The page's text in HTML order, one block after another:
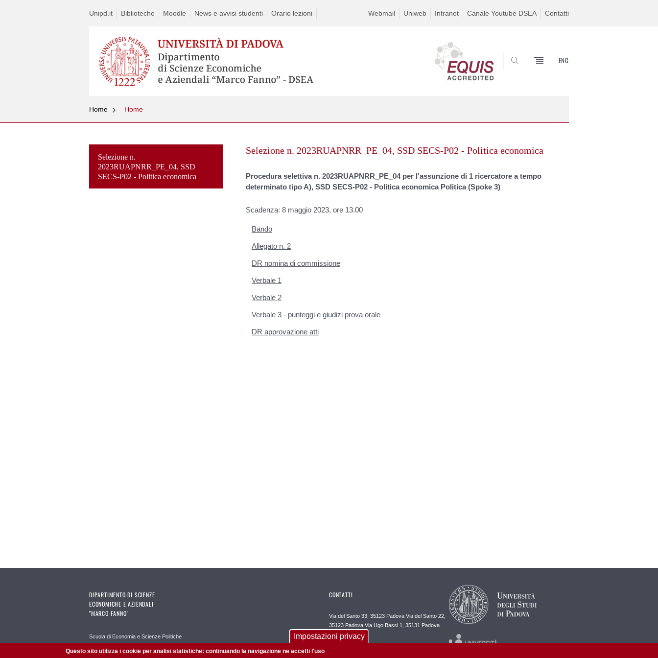
Unipd.it Biblioteche Moodle News e avvisi studenti Orario lezioni Webmail Uniweb Intranet Canale Youtube DSEA Contatti
ENG
Home Home
Selezione n.
2023RUAPNRR_PE_04, SSD
SECS-P02 - Politica economica
to
Selezione n. 2023RUAPNRR_PE_04, SSD SECS-P02 - Politica economica
Procedura selettiva n. 2023RUAPNRR_PE_04 per l'assunzione di 1 ricercatore a tempo
determinato tipo A), SSD SECS-P02 - Politica economica Politica (Spoke 3)
Scadenza: 8 maggio 2023, ore 13.00
Bando
Allegato n. 2
DR nomina di commissione
Verbale 1
Verbale 2
Verbale 3 - punteggi e giudizi prova orale
DR approvazione atti
DIPARTIMENTO DI SCIENZE
ECONOMICHE E AZIENDALI
"MARCO FANNO"
Scuola di Economia e Scienze Politiche
Amministrazione Trasparente
CONTATTI
Via del Santo 33, 35123 Padova Via del Santo 22,
35123 Padova Via Ugo Bassi 1, 35131 Padova
Impostazioni privacy
Questo sito utilizza i cookie per analisi statistiche: continuando la navigazione ne accetti l'uso